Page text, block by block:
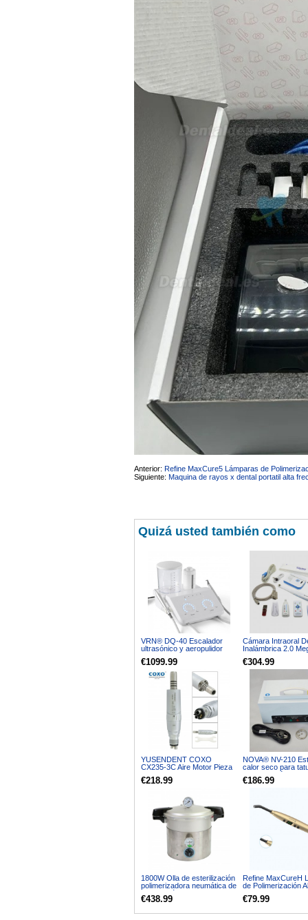
Anterior: Refine MaxCure5 Lámparas de
Siguiente: Maquina de rayos x dental portatil alta
Quizá usted también como
VRN® DQ-40 Escalador
ultrasónico y aeropulidor
periodontal / endodoncia
€1099.99
Cámara Intraoral
Inalámbrica 2.0
MD2000W
€304.99
YUSENDENT COXO
CX235-3C Aire Motor Pieza
óptica Compatible con NSK
€218.99
NOVA® NV-210
calor seco para
dentales médicos y
veterinarios
€186.99
1800W Olla de esterilización
polimerizadora neumática de
alta presión para laboratorio
dental
€438.99
Refine MaxCureH
de Polimerización
€79.99